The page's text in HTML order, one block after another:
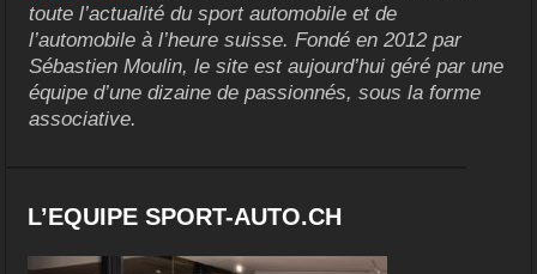
toute l’actualité du sport automobile et de
l’automobile à l’heure suisse. Fondé en 2012 par
Sébastien Moulin, le site est aujourd’hui géré par une
équipe d’une dizaine de passionnés, sous la forme
associative.
L’EQUIPE SPORT-AUTO.CH